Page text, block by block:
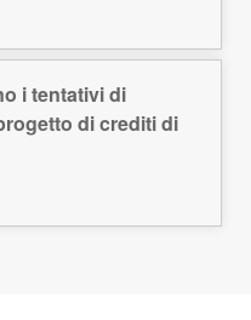
i tentativi di
di crediti di